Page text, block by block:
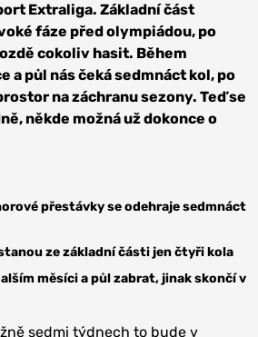
Extraliga. Základní část
fáze před olympiádou, po
cokoliv hasit. Během
a půl nás čeká sedmnáct kol, po
na záchranu sezony. Teď se
někde možná už dokonce o
přestávky se odehraje sedmnáct
ze základní části jen čtyři kola
měsíci a půl zabrat, jinak skončí v
sedmi týdnech to bude v